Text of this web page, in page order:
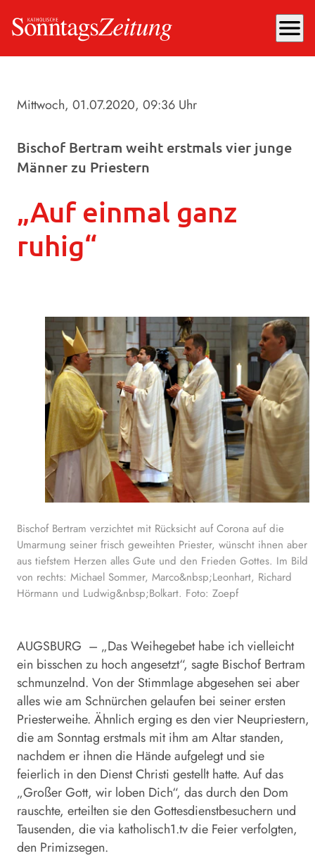
menu
Mittwoch, 01.07.2020, 09:36 Uhr
Bischof Bertram weiht erstmals vier junge
Männer zu Priestern
„Auf einmal ganz
ruhig“
Bischof Bertram verzichtet mit Rücksicht auf Corona auf die
Umarmung seiner frisch geweihten Priester, wünscht ihnen aber
aus tiefstem Herzen alles Gute und den Frieden Gottes. Im Bild
von rechts: Michael Sommer, Marco&nbsp;Leonhart, Richard
Hörmann und Ludwig&nbsp;Bolkart. Foto: Zoepf
AUGSBURG – „Das Weihegebet habe ich vielleicht
ein bisschen zu hoch angesetzt“, sagte Bischof Bertram
schmunzelnd. Von der Stimmlage abgesehen sei aber
alles wie am Schnürchen gelaufen bei seiner ersten
Priesterweihe. Ähnlich erging es den vier Neupriestern,
die am Sonntag erstmals mit ihm am Altar standen,
nachdem er ihnen die Hände aufgelegt und sie
feierlich in den Dienst Christi gestellt hatte. Auf das
„Großer Gott, wir loben Dich“, das durch den Dom
rauschte, erteilten sie den Gottesdienstbesuchern und
Tausenden, die via katholisch1.tv die Feier verfolgten,
den Primizsegen.